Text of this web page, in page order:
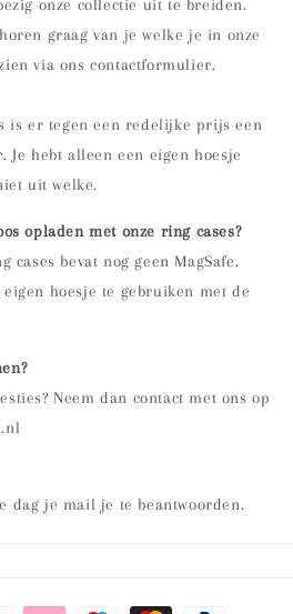
onze collectie uit te breiden.
graag van je welke je in onze
via ons contactformulier.
is er tegen een redelijke prijs een
Je hebt alleen een eigen hoesje
uit welke.
opladen met onze ring cases?
bevat nog geen MagSafe.
hoesje te gebruiken met de
Neem dan contact met ons op
dag je mail je te beantwoorden.